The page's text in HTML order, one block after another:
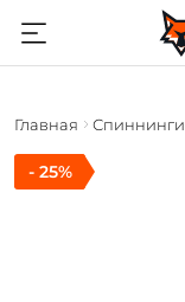
Главная Спиннинги
- 25%